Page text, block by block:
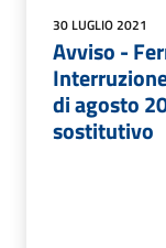
30 LUGLIO 2021
Avviso -
di agosto
sostitutivo